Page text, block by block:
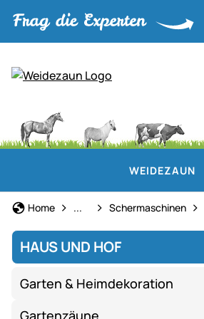
WEIDEZAUN
Home Technik für Haus & Hof
... Schermaschinen
HAUS UND HOF
Garten & Heimdekoration
Gartenzäune